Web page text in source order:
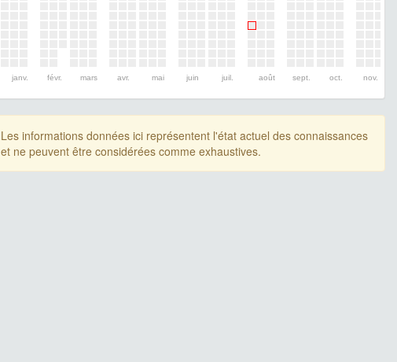
janv. févr. mars avr. mai juin juil. août sept. oct. nov.
Les informations données ici représentent l'état actuel des connaissances
et ne peuvent être considérées comme exhaustives.